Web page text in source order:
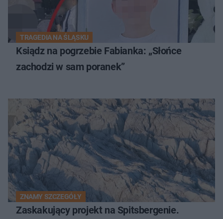
TRAGEDIA NA ŚLĄSKU
Ksiądz na pogrzebie Fabianka: „Słońce
zachodzi w sam poranek”
ZNAMY SZCZEGÓŁY
Zaskakujący projekt na Spitsbergenie.